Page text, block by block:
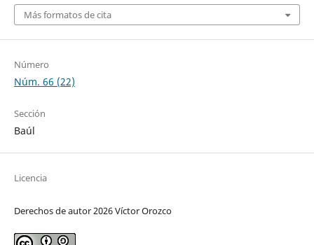
Más formatos de cita
Número
Núm. 66 (22)
Sección
Baúl
Licencia
Derechos de autor 2026 Víctor Orozco